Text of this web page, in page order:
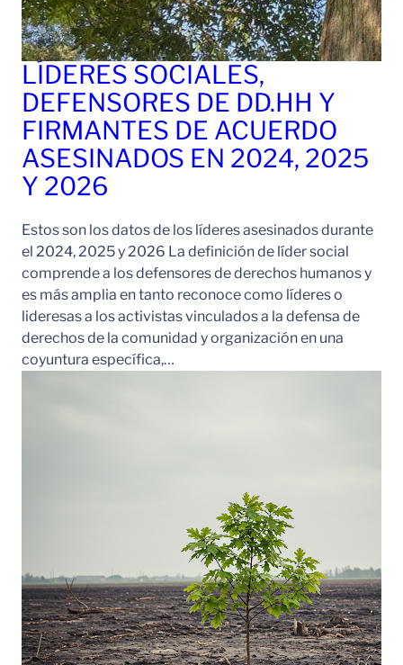
LÍDERES SOCIALES,
DEFENSORES DE DD.HH Y
FIRMANTES DE ACUERDO
ASESINADOS EN 2024, 2025
Y 2026
Estos son los datos de los líderes asesinados durante
el 2024, 2025 y 2026 La definición de líder social
comprende a los defensores de derechos humanos y
es más amplia en tanto reconoce como líderes o
lideresas a los activistas vinculados a la defensa de
derechos de la comunidad y organización en una
coyuntura específica,…